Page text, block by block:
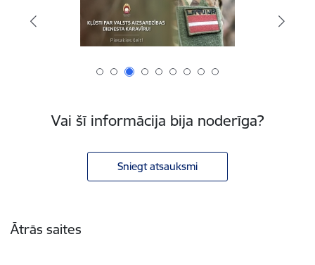
Vai šī informācija bija noderīga?
Sniegt atsauksmi
Ātrās saites